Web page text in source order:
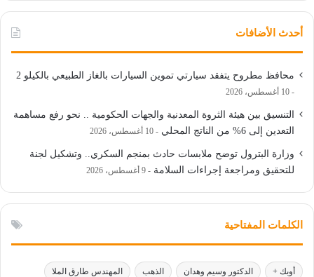
أحدث الأضافات
محافظ مطروح يتفقد سيارتي تموين السيارات بالغاز الطبيعي بالكيلو 2
10 أغسطس، 2026
التنسيق بين هيئة الثروة المعدنية والجهات الحكومية .. نحو رفع مساهمة
التعدين إلى 6% من الناتج المحلي
10 أغسطس، 2026
وزارة البترول توضح ملابسات حادث بمنجم السكري.. وتشكيل لجنة
للتحقيق ومراجعة إجراءات السلامة
9 أغسطس، 2026
الكلمات المفتاحية
أوبك + الدكتور وسيم وهدان الذهب المهندس طارق الملا